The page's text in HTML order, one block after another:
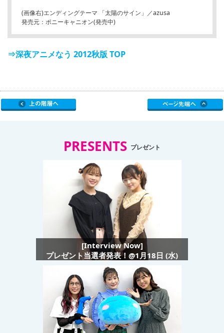
(画像右)エンディングテーマ 「太陽のサイン」／azusa
発売元：ポニーキャニオン(発売中)
⇒深夜アニメなう 2012秋版 TOP
PRESENTS プレゼント
[Interview Now]
プレゼント当選者発表！@1月18日 (水)